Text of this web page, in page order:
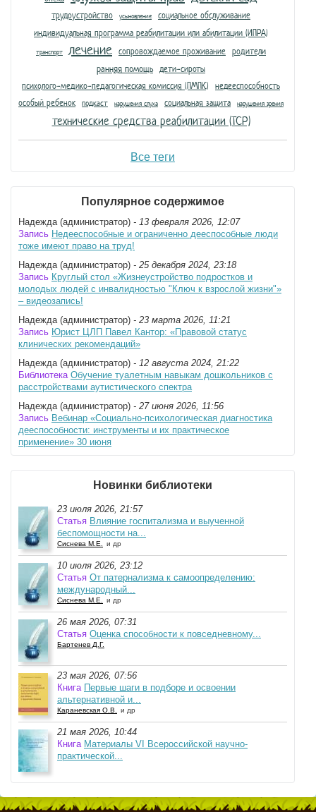
трудоустройство усыновление
социальное обслуживание
индивидуальная программа реабилитации или абилитации (ИПРА)
транспорт лечение сопровождаемое проживание родители
ранняя помощь дети-сироты
психолого-медико-педагогическая комиссия (ПМПК) недееспособность
особый ребенок подкаст нарушения слуха социальная защита нарушения зрения
технические средства реабилитации (ТСР)
Все теги
Популярное содержимое
Надежда (администратор) - 13 февраля 2026, 12:07
Запись Недееспособные и ограниченно дееспособные люди
тоже имеют право на труд!
Надежда (администратор) - 25 декабря 2024, 23:18
Запись Круглый стол «Жизнеустройство подростков и
молодых людей с инвалидностью "Ключ к взрослой жизни"»
– видеозапись!
Надежда (администратор) - 23 марта 2026, 11:21
Запись Юрист ЦЛП Павел Кантор: «Правовой статус
клинических рекомендаций»
Надежда (администратор) - 12 августа 2024, 21:22
Библиотека Обучение туалетным навыкам дошкольников с
расстройствами аутистического спектра
Надежда (администратор) - 27 июня 2026, 11:56
Запись Вебинар «Социально-психологическая диагностика
дееспособности: инструменты и их практическое
применение» 30 июня
Новинки библиотеки
23 июля 2026, 21:57
Статья Влияние госпитализма и выученной
беспомощности на...
Сиснева М.Е. и др
10 июля 2026, 23:12
Статья От патернализма к самоопределению:
международный...
Сиснева М.Е. и др
26 мая 2026, 07:31
Статья Оценка способности к повседневному...
Бартенев Д.Г.
23 мая 2026, 07:56
Книга Первые шаги в подборе и освоении
альтернативной и...
Караневская О.В. и др
21 мая 2026, 10:44
Книга Материалы VI Всероссийской научно-
практической...